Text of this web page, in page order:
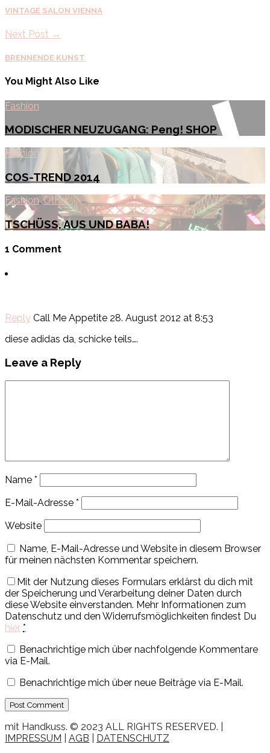
VINTAGE SALON VIENNA
Next Post →
BRENNENDE KUNST
You Might Also Like
Fashion
MODISCHER NEUZUGANG: Peng! SHOP
Fashion
COS-TREND 2014
Fashion,Other
TSCHÜSS, AUS UND BABA!
1 Comment
Reply Call Me Appetite 28. August 2012 at 8:53
diese adidas da, schicke teils….
Leave a Reply
Name *
E-Mail-Adresse *
Website
Name, E-Mail-Adresse und Website in diesem Browser
für meinen nächsten Kommentar speichern.
Mit der Nutzung dieses Formulars erklärst du dich mit
der Speicherung und Verarbeitung deiner Daten durch
diese Website einverstanden. Mehr Informationen zum
Datenschutz und den Widerrufsmöglichkeiten findest Du
hier *
Benachrichtige mich über nachfolgende Kommentare
via E-Mail.
Benachrichtige mich über neue Beiträge via E-Mail.
mit Handkuss. © 2023 ALL RIGHTS RESERVED. |
IMPRESSUM
AGB DATENSCHUTZ